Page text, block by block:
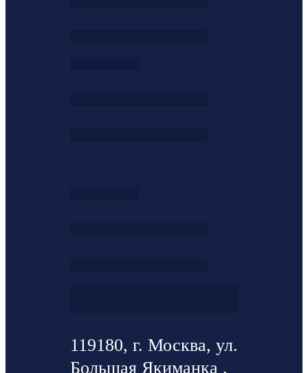
119180, г. Москва, ул.
Большая Якиманка ,